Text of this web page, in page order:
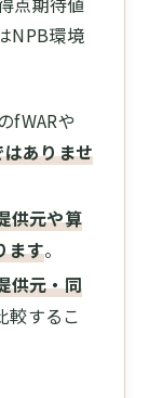
NPB環境
fWARや
ありませ
供元や算
ます。
供元・同
較するこ